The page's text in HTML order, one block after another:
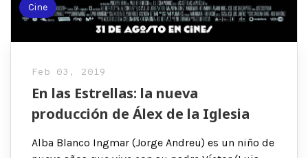
Cine
Feb 03, 2019
En las Estrellas: la nueva
producción de Álex de la Iglesia
Alba Blanco Ingmar (Jorge Andreu) es un niño de